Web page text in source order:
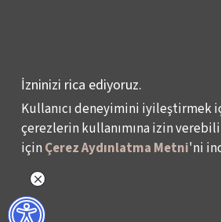
Veri Sahibi Başvuru
İzninizi rica ediyoruz.
Kullanıcı deneyimini iyileştirmek
çerezlerin kullanımına izin
için Çerez Aydınlatma Metni'ni